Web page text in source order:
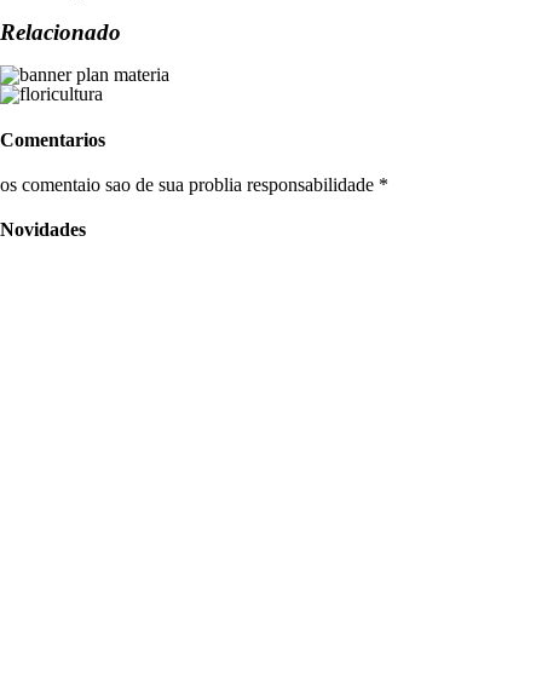
Relacionado
Comentarios
os comentaio sao de sua problia responsabilidade *
Novidades